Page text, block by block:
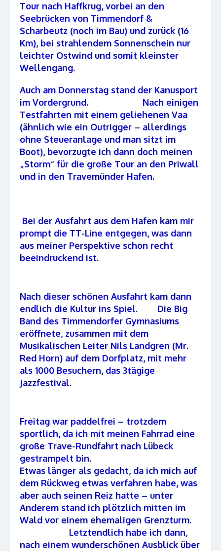
Tour nach Haffkrug, vorbei an den
Seebrücken von Timmendorf &
Scharbeutz (noch im Bau) und zurück (16
Km), bei strahlendem Sonnenschein nur
leichter Ostwind und somit kleinster
Wellengang.
Auch am Donnerstag stand der Kanusport
im Vordergrund. Nach einigen
Testfahrten mit einem geliehenen Vaa
(ähnlich wie ein Outrigger – allerdings
ohne Steueranlage und man sitzt im
Boot), bevorzugte ich dann doch meinen
„Storm“ für die große Tour an den Priwall
und in den Travemünder Hafen.
Bei der Ausfahrt aus dem Hafen kam mir
prompt die TT-Line entgegen, was dann
aus meiner Perspektive schon recht
beeindruckend ist.
Nach dieser schönen Ausfahrt kam dann
endlich die Kultur ins Spiel. Die Big
Band des Timmendorfer Gymnasiums
eröffnete, zusammen mit dem
Musikalischen Leiter Nils Landgren (Mr.
Red Horn) auf dem Dorfplatz, mit mehr
als 1000 Besuchern, das 3tägige
Jazzfestival.
Freitag war paddelfrei – trotzdem
sportlich, da ich mit meinen Fahrrad eine
große Trave-Rundfahrt nach Lübeck
gestrampelt bin.
Etwas länger als gedacht, da ich mich auf
dem Rückweg etwas verfahren habe, was
aber auch seinen Reiz hatte – unter
Anderem stand ich plötzlich mitten im
Wald vor einem ehemaligen Grenzturm.
Letztendlich habe ich dann,
nach einem wunderschönen Ausblick über